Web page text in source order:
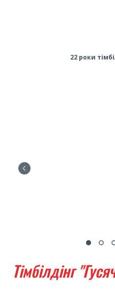
22 роки
Тімбілдінг